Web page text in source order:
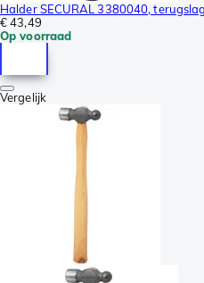
Halder SECURAL 3380040,
€ 43,49
Op voorraad
Vergelijk